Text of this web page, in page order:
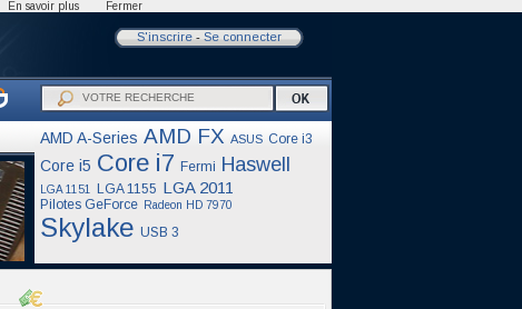
S'inscrire- Se connecter
AMD A-Series AMD FX ASUS Core i3
Core i5 Core i7 Fermi Haswell
LGA 1151 LGA 1155 LGA 2011
Pilotes GeForce Radeon HD 7970
Skylake USB 3
En savoir plus Fermer